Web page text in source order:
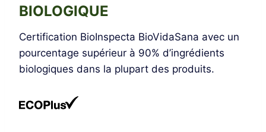
BIOLOGIQUE
Certification BioInspecta BioVidaSana avec un
pourcentage supérieur à 90% d’ingrédients
biologiques dans la plupart des produits.